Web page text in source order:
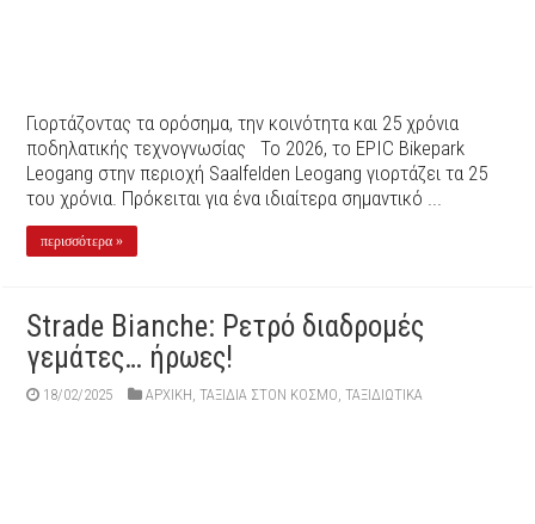
Γιορτάζοντας τα ορόσημα, την κοινότητα και 25 χρόνια
ποδηλατικής τεχνογνωσίας Το 2026, το EPIC Bikepark
Leogang στην περιοχή Saalfelden Leogang γιορτάζει τα 25
του χρόνια. Πρόκειται για ένα ιδιαίτερα σημαντικό ...
περισσότερα »
Strade Bianche: Ρετρό διαδρομές
γεμάτες… ήρωες!
18/02/2025 ΑΡΧΙΚΉ ,ΤΑΞΙΔΙΑ ΣΤΟΝ ΚΟΣΜΟ ,ΤΑΞΙΔΙΩΤΙΚΑ